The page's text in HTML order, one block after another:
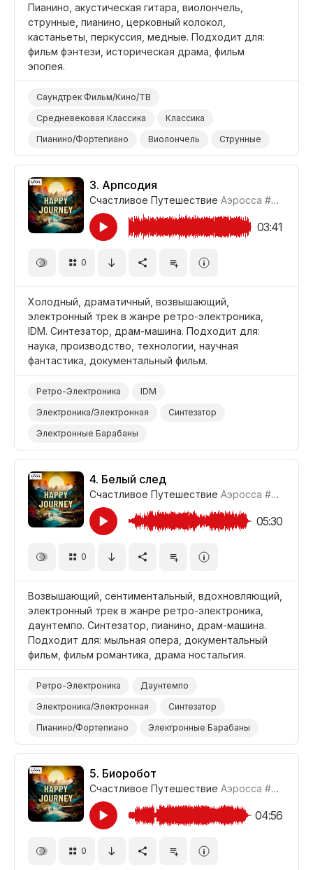
Пианино, акустическая гитара, виолончель,
струнные, пианино, церковный колокол,
кастаньеты, перкуссия, медные. Подходит для:
фильм фэнтези, историческая драма, фильм
эпопея.
Саундтрек Фильм/Кино/ТВ
Средневековая Классика
Классика
Пианино/Фортепиано
Виолончель
Струнные
Гитара/Акустическая
Кастаньеты
Барабаны и Перкуссия
Церковный Колокол
Колокол/Перезвон/Чаймс
Медные
Эпический
Задумчивый
Грустный
Драматичный
Фильм Историческая Драма
Фильм/Кино
Драма
3. Арпсодия
Счастливое Путешествие Аэросса #CUP021_3
03:41
0
Холодный, драматичный, возвышающий,
электронный трек в жанре ретро-электроника,
IDM. Синтезатор, драм-машина. Подходит для:
наука, производство, технологии, научная
фантастика, документальный фильм.
Ретро-Электроника
IDM
Электроника/Электронная
Синтезатор
Электронные Барабаны
Поднимающий Настроение
Драматичный
Наука/Технология/Производство
Фильм Научная Фантастика
Драма
Документальный Фильм
4. Белый след
Счастливое Путешествие Аэросса #CUP021_4
05:30
0
Возвышающий, сентиментальный, вдохновляющий,
электронный трек в жанре ретро-электроника,
даунтемпо. Синтезатор, пианино, драм-машина.
Подходит для: мыльная опера, документальный
фильм, фильм романтика, драма ностальгия.
Ретро-Электроника
Даунтемпо
Электроника/Электронная
Синтезатор
Пианино/Фортепиано
Электронные Барабаны
Сентиментальный
Романтический
Ностальгический
Поднимающий Настроение
Вдохновляющий
Фильм Мыльная Опера
Фильм Романтика
Фильм/Кино
Драма Печаль/Ностальгия
Документальный Фильм
5. Биоробот
Счастливое Путешествие Аэросса #CUP021_5
04:56
0